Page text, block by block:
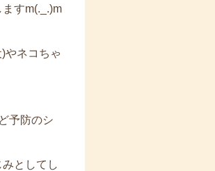
すm(._.)m
やネコちゃ
予防のシ
としてし